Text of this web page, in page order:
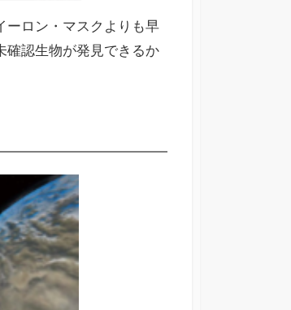
ーロン・マスクよりも早
確認生物が発見できるか